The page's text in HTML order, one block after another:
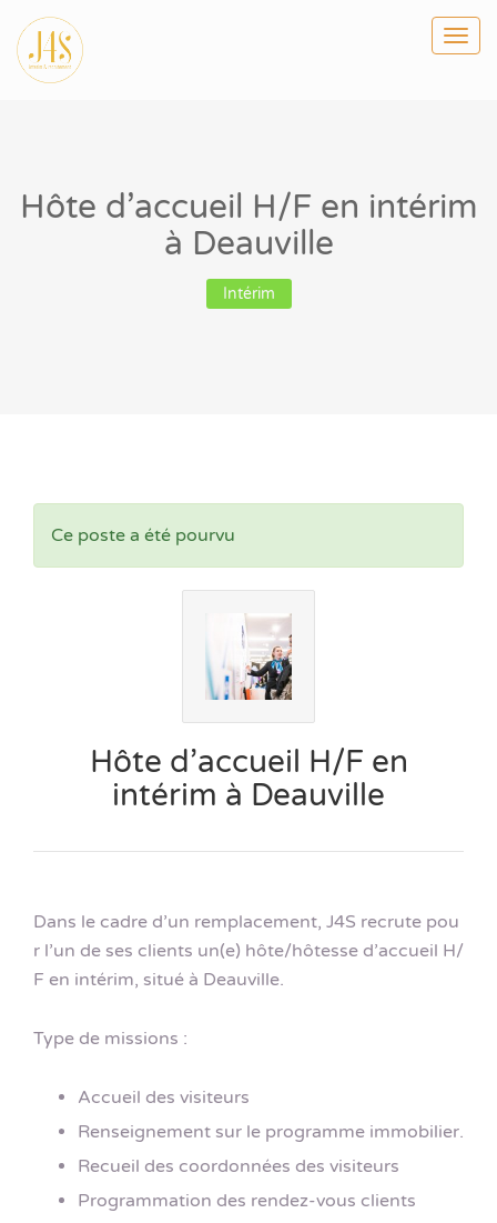
Hôte d’accueil H/F en intérim
à Deauville
Intérim
Ce poste a été pourvu
Hôte d’accueil H/F en
intérim à Deauville
Dans le cadre d’un remplacement, J4S recrute pou
r l’un de ses clients un(e) hôte/hôtesse d’accueil H/
F en intérim, situé à Deauville.
Type de missions :
Accueil des visiteurs
Renseignement sur le programme immobilier.
Recueil des coordonnées des visiteurs
Programmation des rendez-vous clients